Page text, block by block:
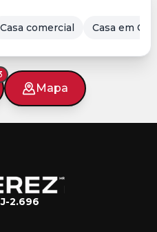
Mapa
Casa comercial Casa em
J-2.696